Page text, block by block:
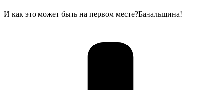
И как это может быть на первом месте?Банальщина!